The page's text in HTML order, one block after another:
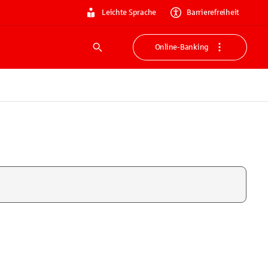
Leichte Sprache Barrierefreiheit
Suche
Online-Banking